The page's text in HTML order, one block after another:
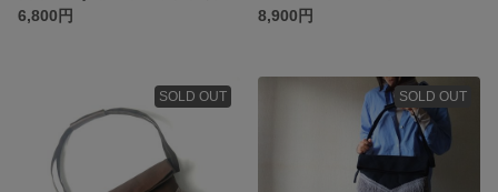
6,800円
8,900円
SOLD OUT SOLD OUT